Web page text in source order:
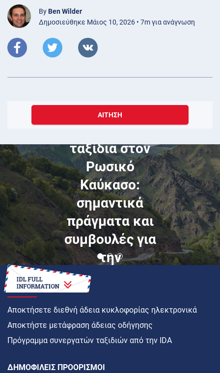
By Ben Wilder
Δημοσιεύθηκε Μάιος 10, 2026 • 7m για ανάγνωση
ΑΊΤΗΣΗ
Φεβρουάριος 23, 2018
Αυτοκινητιστικά
ταξίδια στον
Ρωσικό
Καύκασο:
σημαντικά
πράγματα και
συμβουλές για
την
προετοιμασία
του ταξιδιού
ΠΏΣ ΝΑ
Αποκτήσετε διεθνή άδεια κυκλοφορίας ηλεκτρονικά
Αποκτήστε μετάφραση άδειας οδήγησης
Πρόγραμμα συνεργατών ταξιδιών από την IDA
ΔΗΜΟΦΙΛΕΊΣ ΠΡΟΟΡΙΣΜΟΊ